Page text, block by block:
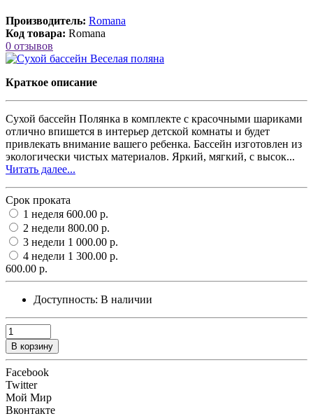
Производитель: Romana
Код товара: Romana
0 отзывов
Краткое описание
Сухой бассейн Полянка в комплекте с красочными шариками
отлично впишется в интерьер детской комнаты и будет
привлекать внимание вашего ребенка. Бассейн изготовлен из
экологически чистых материалов. Яркий, мягкий, с высок...
Читать далее...
Срок проката
1 неделя 600.00 р.
2 недели 800.00 р.
3 недели 1 000.00 р.
4 недели 1 300.00 р.
600.00 р.
Доступность: В наличии
В корзину
Facebook
Twitter
Мой Мир
Вконтакте